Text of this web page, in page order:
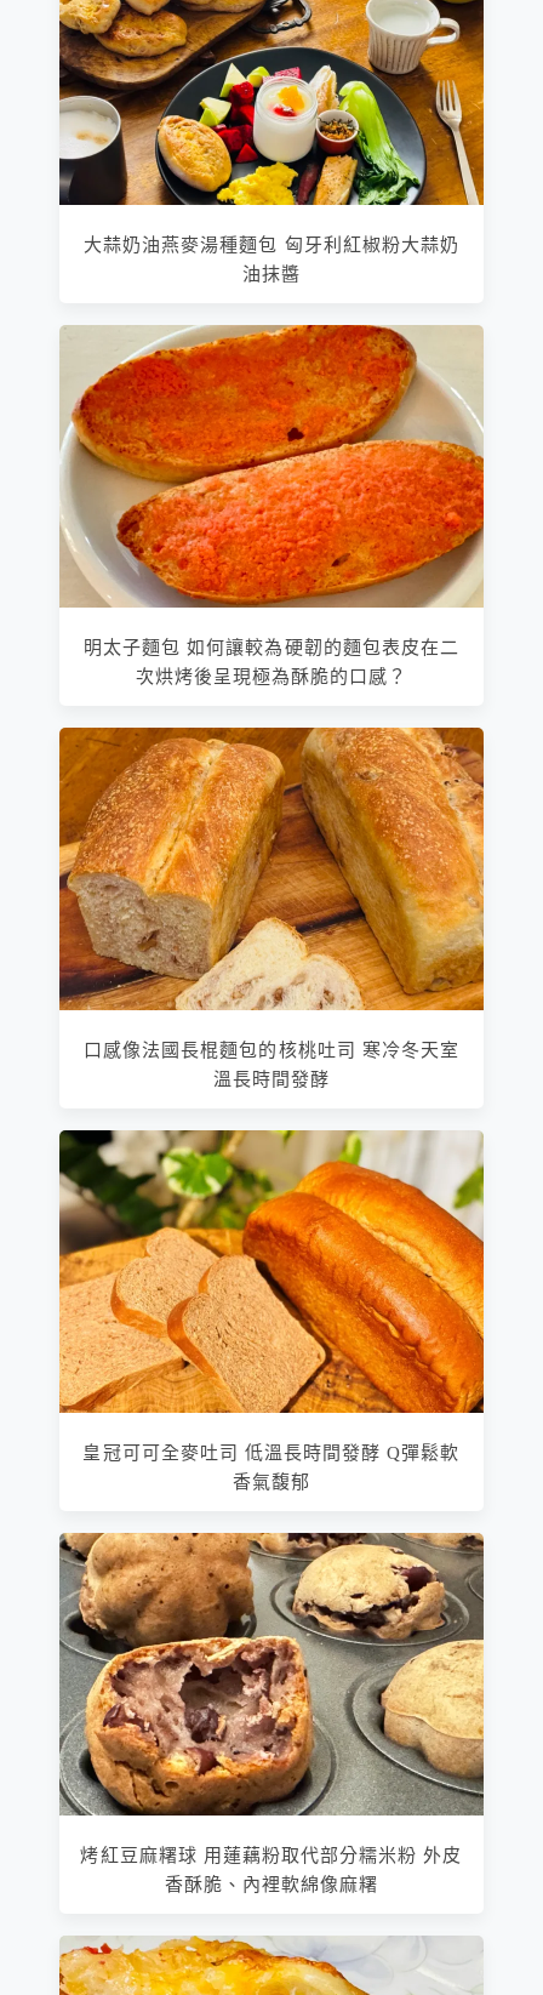
大蒜奶油燕麥湯種麵包 匈牙利紅椒粉大蒜奶
油抹醬
明太子麵包 如何讓較為硬韌的麵包表皮在二
次烘烤後呈現極為酥脆的口感？
口感像法國長棍麵包的核桃吐司 寒冷冬天室
溫長時間發酵
皇冠可可全麥吐司 低溫長時間發酵 Q彈鬆軟
香氣馥郁
烤紅豆麻糬球 用蓮藕粉取代部分糯米粉 外皮
香酥脆、內裡軟綿像麻糬